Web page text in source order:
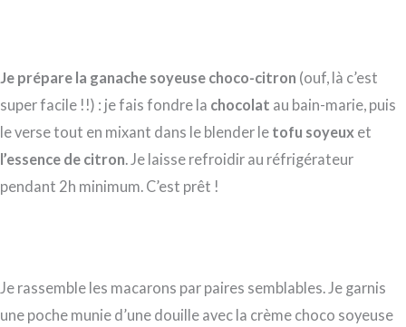
Je prépare la ganache soyeuse choco-citron (ouf, là c’est
super facile !!) : je fais fondre la chocolat au bain-marie, puis
le verse tout en mixant dans le blender le tofu soyeux et
l’essence de citron . Je laisse refroidir au réfrigérateur
pendant 2h minimum. C’est prêt !
Je rassemble les macarons par paires semblables. Je garnis
une poche munie d’une douille avec la crème choco soyeuse